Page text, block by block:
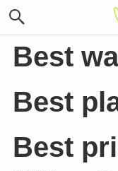
Best
Best
Best